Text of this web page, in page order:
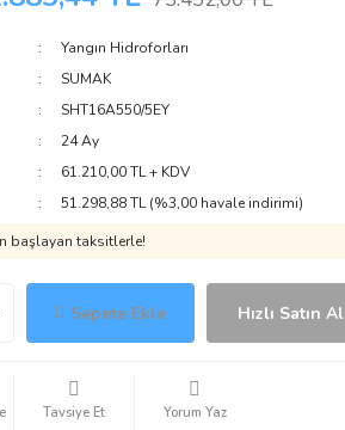
Yangın Hidroforları
SUMAK
SHT16A550/5EY
24 Ay
61.210,00 TL + KDV
51.298,88 TL (%3,00 havale indirimi)
başlayan taksitlerle!
Sepete Ekle Hızlı Satın Al
Tavsiye Et Yorum Yaz